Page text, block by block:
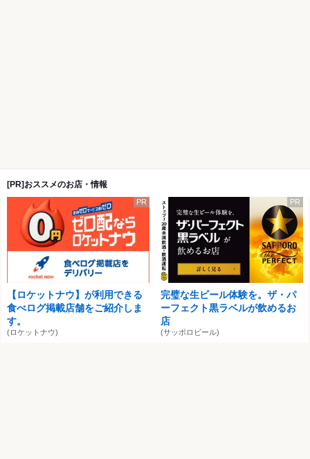
[PR]おススメのお店・情報
PR
【ロケットナウ】が利用できる
食べログ掲載店舗をご紹介しま
す。
(ロケットナウ)
PR
完璧な生ビール体験を。ザ・パ
ーフェクト黒ラベルが飲めるお
店
(サッポロビール)